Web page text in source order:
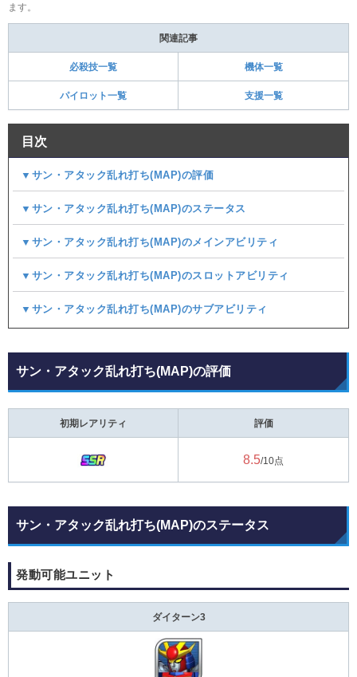
ます。
関連記事
必殺技一覧 機体一覧
パイロット一覧 支援一覧
目次
▼サン・アタック乱れ打ち(MAP)の評価
▼サン・アタック乱れ打ち(MAP)のステータス
▼サン・アタック乱れ打ち(MAP)のメインアビリティ
▼サン・アタック乱れ打ち(MAP)のスロットアビリティ
▼サン・アタック乱れ打ち(MAP)のサブアビリティ
サン・アタック乱れ打ち(MAP)の評価
初期レアリティ 評価
8.5/10点
サン・アタック乱れ打ち(MAP)のステータス
発動可能ユニット
ダイターン3